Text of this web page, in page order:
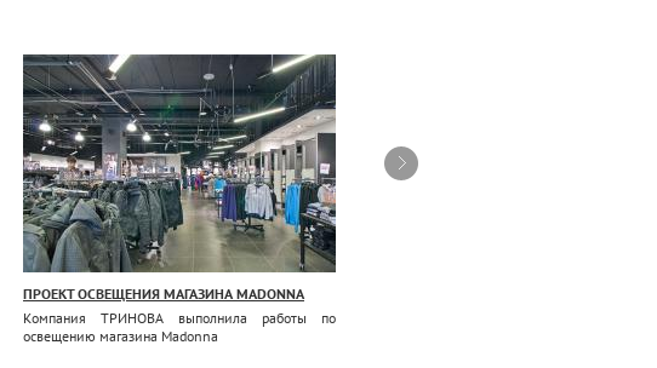
ПРОЕКТ ОСВЕЩЕНИЯ МАГАЗИНА MADONNA
Компания ТРИНОВА выполнила работы по
освещению магазина Madonna